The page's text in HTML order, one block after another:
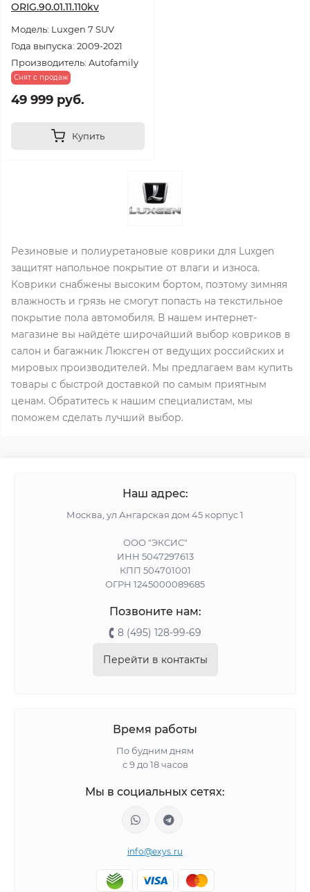
ORIG.90.01.11.110kv
Модель: Luxgen 7 SUV
Года выпуска: 2009-2021
Производитель: Autofamily
Снят с продаж
49 999 руб.
Купить
Резиновые и полиуретановые коврики для Luxgen
защитят напольное покрытие от влаги и износа.
Коврики снабжены высоким бортом, поэтому зимняя
влажность и грязь не смогут попасть на текстильное
покрытие пола автомобиля. В нашем интернет-
магазине вы найдёте широчайший выбор ковриков в
салон и багажник Люксген от ведущих российских и
мировых производителей. Мы предлагаем вам купить
товары с быстрой доставкой по самым приятным
ценам. Обратитесь к нашим специалистам, мы
поможем сделать лучший выбор.
Наш адрес:
Москва, ул Ангарская дом 45 корпус 1
ООО "ЭКСИС"
ИНН 5047297613
КПП 504701001
ОГРН 1245000089685
Позвоните нам:
8 (495) 128-99-69
Перейти в контакты
Время работы
По будним дням
с 9 до 18 часов
Мы в социальных сетях:
info@exys.ru